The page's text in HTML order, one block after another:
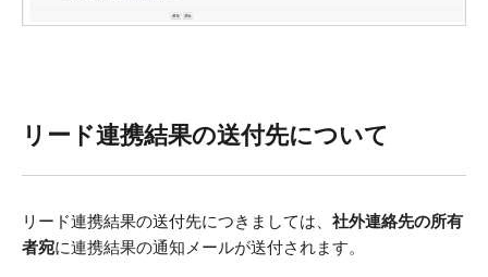
リード連携結果の送付先について
リード連携結果の送付先につきましては、 社外連絡先の所有
者宛に連携結果の通知メールが送付されます。